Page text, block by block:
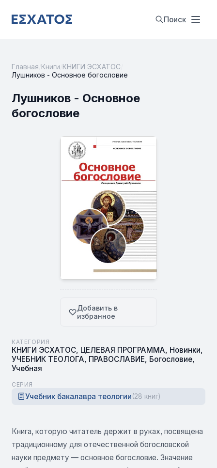
Поиск
Главная Книги КНИГИ ЭСХАТОС
Лушников - Основное богословие
Лушников - Основное
богословие
Добавить в
избранное
КАТЕГОРИЯ
КНИГИ ЭСХАТОС, ЦЕЛЕВАЯ ПРОГРАММА, Новинки,
УЧЕБНИК ТЕОЛОГА, ПРАВОСЛАВИЕ, Богословие,
Учебная
СЕРИЯ
Учебник бакалавра теологии(28 книг)
Книга, которую читатель держит в руках, посвящена
традиционному для отечественной богословской
науки предмету — основное богословие. Значение